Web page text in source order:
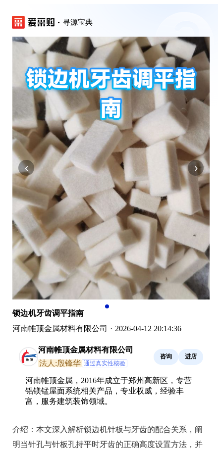
寻源宝典
‹ ›
锁边机牙齿调平指南
河南帷顶金属材料有限公司 · 2026-04-12 20:14:36
河南帷顶金属材料有限公司
法人:殷锋华 通过真实性核验
咨询 进店
河南帷顶金属，2016年成立于郑州高新区，专营
铝镁锰屋面系统相关产品，专业权威，经验丰
富，服务建筑装饰领域。
介绍： 本文深入解析锁边机针板与牙齿的配合关系，阐
明当针孔与针板孔持平时牙齿的正确高度设置方法，并